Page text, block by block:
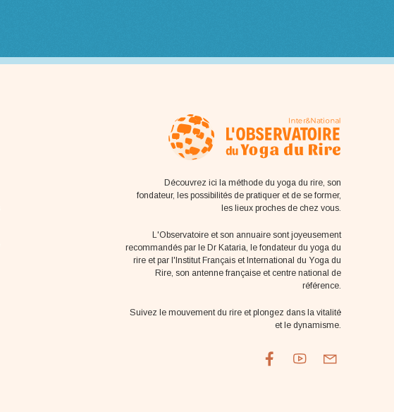
Découvrez ici la méthode du yoga du rire, son
fondateur, les possibilités de pratiquer et de se former,
les lieux proches de chez vous.
L'Observatoire et son annuaire sont joyeusement
recommandés par le Dr Kataria, le fondateur du yoga du
rire et par l'Institut Français et International du Yoga du
Rire, son antenne française et centre national de
référence.
Suivez le mouvement du rire et plongez dans la vitalité
et le dynamisme.